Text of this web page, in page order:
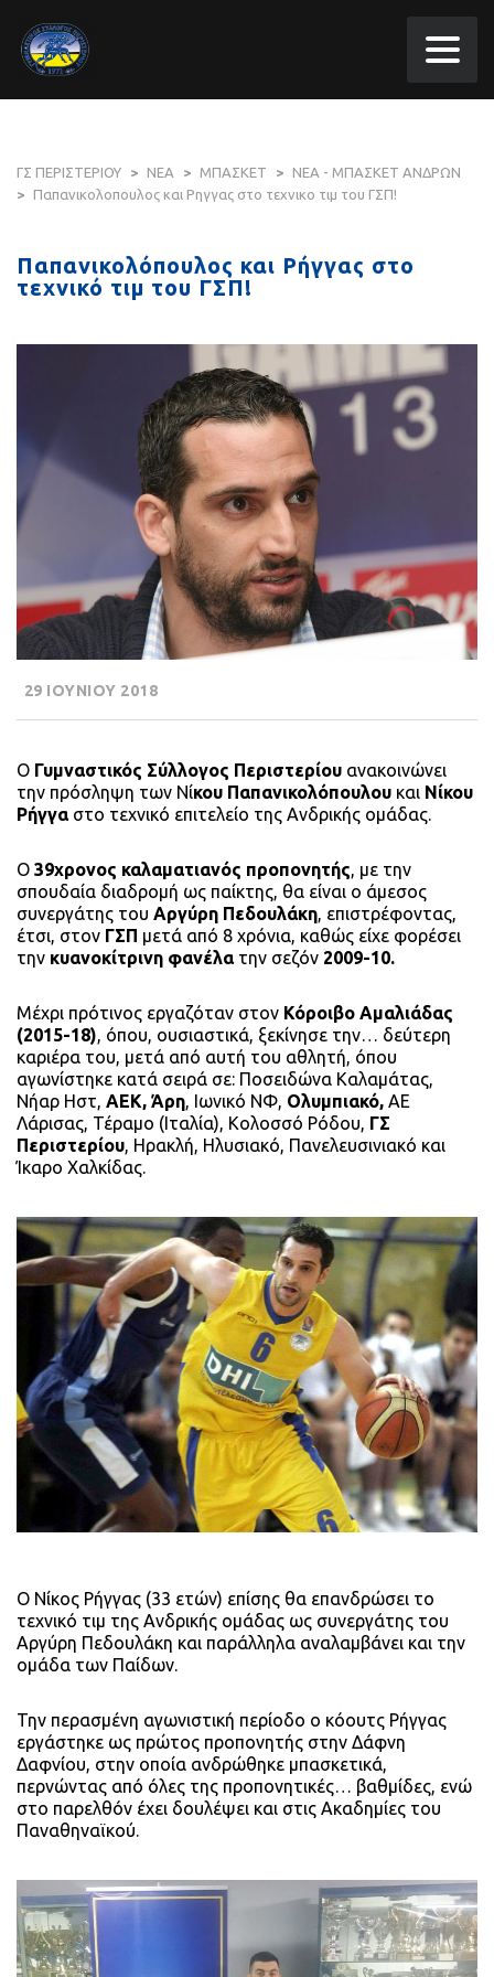
ΓΣ ΠΕΡΙΣΤΕΡΙΟΥ > ΝΕΑ > ΜΠΑΣΚΕΤ >
ΝΕΑ - ΜΠΑΣΚΕΤ ΑΝΔΡΩΝ
>
Παπανικολοπουλος και Ρηγγας στο τεχνικο τιμ του ΓΣΠ!
Παπανικολόπουλος και Ρήγγας στο
τεχνικό τιμ του ΓΣΠ!
29 ΙΟΥΝΙΟΥ 2018
Ο Γυμναστικός Σύλλογος Περιστερίου ανακοινώνει
την πρόσληψη των Νίκου Παπανικολόπουλου και Νίκου
Ρήγγαστο τεχνικό επιτελείο της Ανδρικής ομάδας.
Ο 39χρονος καλαματιανός προπονητής, με την
σπουδαία διαδρομή ως παίκτης, θα είναι ο άμεσος
συνεργάτης του Αργύρη Πεδουλάκη, επιστρέφοντας,
έτσι, στον ΓΣΠ μετά από 8 χρόνια, καθώς είχε φορέσει
την κυανοκίτρινη φανέλατην σεζόν 2009-10.
Μέχρι πρότινος εργαζόταν στον Κόροιβο Αμαλιάδας
(2015-18), όπου, ουσιαστικά, ξεκίνησε την… δεύτερη
καριέρα του, μετά από αυτή του αθλητή, όπου
αγωνίστηκε κατά σειρά σε: Ποσειδώνα Καλαμάτας,
Νήαρ Ηστ, ΑΕΚ, Άρη, Ιωνικό ΝΦ, Ολυμπιακό, ΑΕ
Λάρισας, Τέραμο (Ιταλία), Κολοσσό Ρόδου, ΓΣ
Περιστερίου, Ηρακλή, Ηλυσιακό, Πανελευσινιακό και
Ίκαρο Χαλκίδας.
O Νίκος Ρήγγας (33 ετών) επίσης θα επανδρώσει το
τεχνικό τιμ της Ανδρικής ομάδας ως συνεργάτης του
Αργύρη Πεδουλάκη και παράλληλα αναλαμβάνει και την
ομάδα των Παίδων.
Την περασμένη αγωνιστική περίοδο ο κόουτς Ρήγγας
εργάστηκε ως πρώτος προπονητής στην Δάφνη
Δαφνίου, στην οποία ανδρώθηκε μπασκετικά,
περνώντας από όλες της προπονητικές… βαθμίδες, ενώ
στο παρελθόν έχει δουλέψει και στις Ακαδημίες του
Παναθηναϊκού.